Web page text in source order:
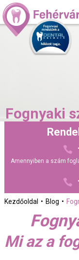
Fognyaki
Amennyiben a szám
Kezdőoldal Blog
Mi az a